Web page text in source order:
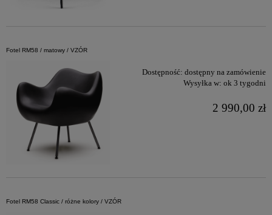
Fotel RM58 / matowy / VZÓR
Dostępność: dostępny na zamówienie
Wysyłka w: ok 3 tygodni
2 990,00 zł
Fotel RM58 Classic / różne kolory / VZÓR